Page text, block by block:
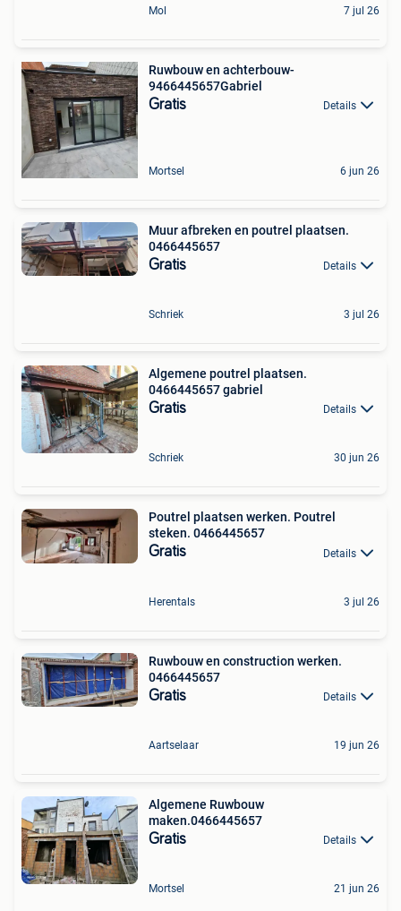
Mol 7 jul 26
Ruwbouw en achterbouw-
9466445657Gabriel
Gratis Details
Mortsel 6 jun 26
Muur afbreken en poutrel plaatsen.
0466445657
Gratis Details
Schriek 3 jul 26
Algemene poutrel plaatsen.
0466445657 gabriel
Gratis Details
Schriek 30 jun 26
Poutrel plaatsen werken. Poutrel
steken. 0466445657
Gratis Details
Herentals 3 jul 26
Ruwbouw en construction werken.
0466445657
Gratis Details
Aartselaar 19 jun 26
Algemene Ruwbouw
maken.0466445657
Gratis Details
Mortsel 21 jun 26